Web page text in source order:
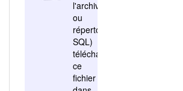
l'archive
ou
répertoire
SQL)
télécharger
ce
fichier